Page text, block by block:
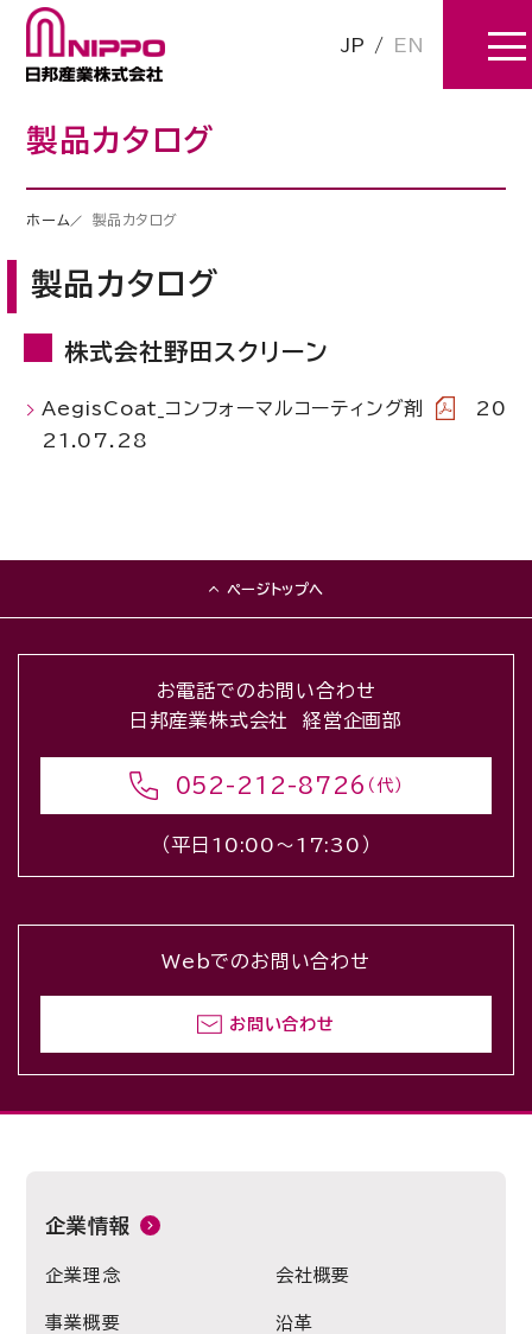
JP / EN
製品カタログ
ホーム 製品カタログ
製品カタログ
株式会社野田スクリーン
AegisCoat_コンフォーマルコーティング剤
20
21.07.28
ページトップへ
お電話でのお問い合わせ
日邦産業株式会社 経営企画部
052-212-8726 （代）
（平日10:00〜17:30）
Webでのお問い合わせ
お問い合わせ
企業情報
企業理念 会社概要
事業概要 沿革